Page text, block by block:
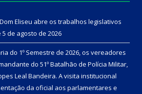
Eliseu abre os trabalhos legislativos
5 de agosto de 2026
do 1º Semestre de 2026, os vereadores
do 51º Batalhão de Polícia Militar,
Leal Bandeira. A visita institucional
da oficial aos parlamentares e